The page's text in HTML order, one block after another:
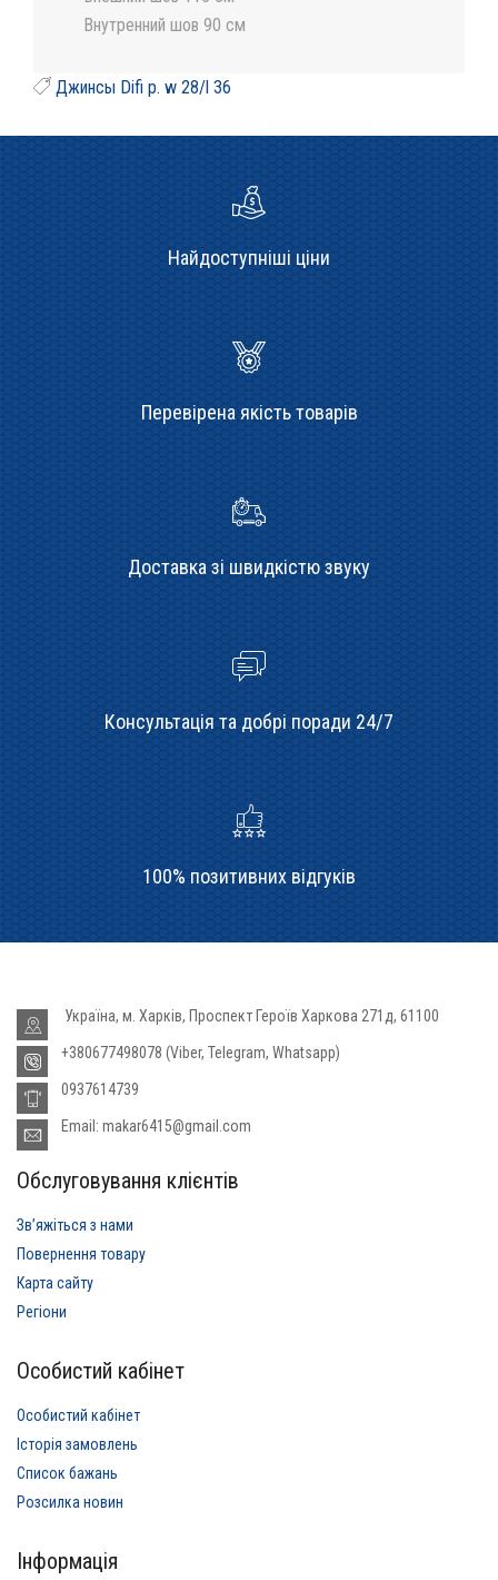
Внутренний шов 90 см
Джинсы Difi р. w 28/l 36
Найдоступніші ціни
Перевірена якість товарів
Доставка зі швидкістю звуку
Консультація та добрі поради 24/7
100% позитивних відгуків
Україна, м. Харків, Проспект Героїв Харкова 271д, 61100
+380677498078 (Viber, Telegram, Whatsapp)
0937614739
Email: makar6415@gmail.com
Обслуговування клієнтів
Звʼяжіться з нами
Повернення товару
Карта сайту
Регіони
Особистий кабінет
Особистий кабінет
Історія замовлень
Список бажань
Розсилка новин
Інформація